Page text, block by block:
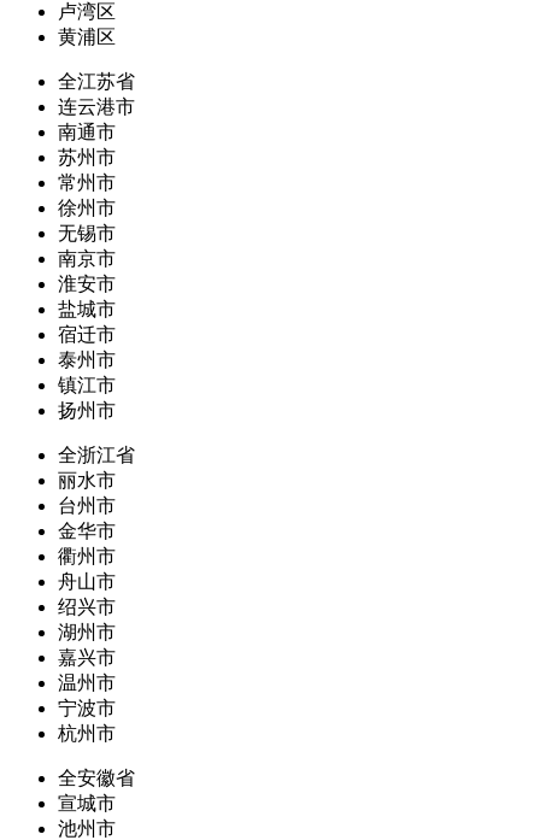
卢湾区
黄浦区
全江苏省
连云港市
南通市
苏州市
常州市
徐州市
无锡市
南京市
淮安市
盐城市
宿迁市
泰州市
镇江市
扬州市
全浙江省
丽水市
台州市
金华市
衢州市
舟山市
绍兴市
湖州市
嘉兴市
温州市
宁波市
杭州市
全安徽省
宣城市
池州市